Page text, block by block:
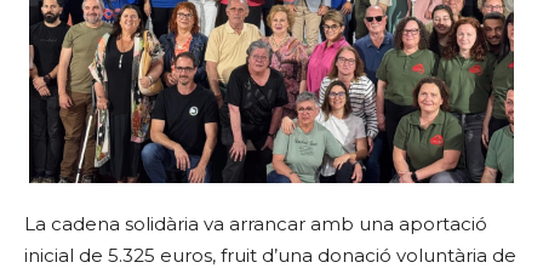
La cadena solidària va arrancar amb una aportació
inicial de 5.325 euros, fruit d’una donació voluntària de